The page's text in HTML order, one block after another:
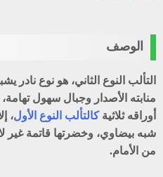
الوصف
التألب النوع الثاني، هو نوع نادر
أوراقه ثلاثيةكالتألب النوع الأول،
شبه بيضاوي، وخضرتها قاتمة غير
من الأمام.